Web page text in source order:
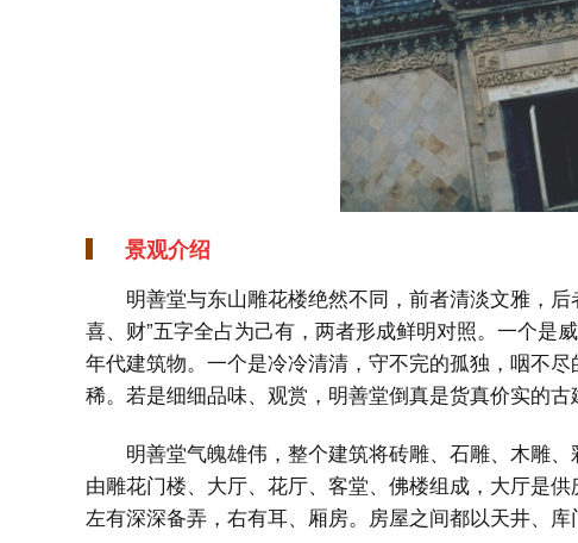
景观介绍
明善堂与东山雕花楼绝然不同，前者清淡文雅，后
喜、财”五字全占为己有，两者形成鲜明对照。一个是
年代建筑物。一个是冷冷清清，守不完的孤独，咽不
稀。若是细细品味、观赏，明善堂倒真是货真价实的古
明善堂气魄雄伟，整个建筑将砖雕、石雕、木雕
由雕花门楼、大厅、花厅、客堂、佛楼组成，大厅是
左有深深备弄，右有耳、厢房。房屋之间都以天井、库